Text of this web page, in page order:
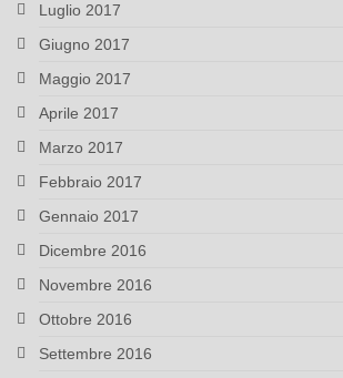
Luglio 2017
Giugno 2017
Maggio 2017
Aprile 2017
Marzo 2017
Febbraio 2017
Gennaio 2017
Dicembre 2016
Novembre 2016
Ottobre 2016
Settembre 2016